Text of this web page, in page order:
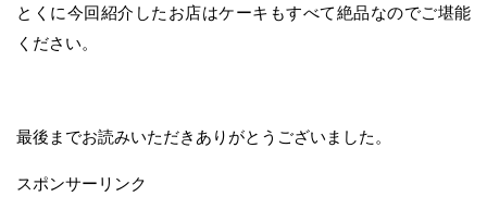
とくに今回紹介したお店はケーキもすべて絶品なのでご堪能
ください。
最後までお読みいただきありがとうございました。
スポンサーリンク